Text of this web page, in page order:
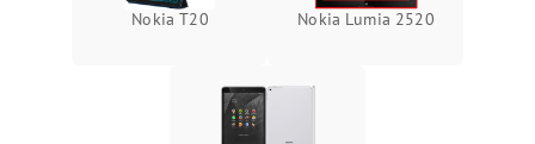
Проблемы с механикой
Кнопки и органы управления
Nokia T20 Nokia Lumia 2520